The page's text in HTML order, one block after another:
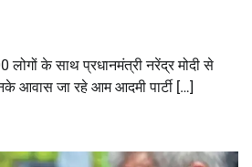
लोगों के साथ प्रधानमंत्री नरेंद्र मोदी से
आवास जा रहे आम आदमी पार्टी […]